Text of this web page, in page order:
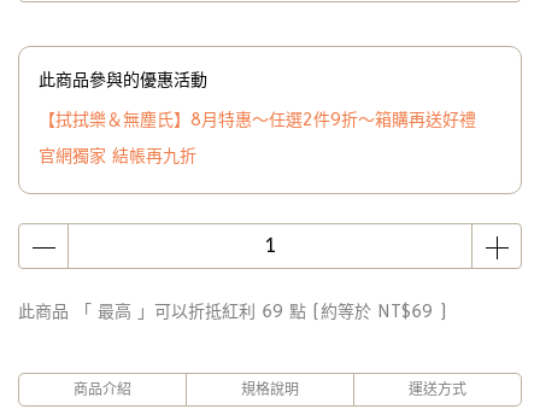
此商品參與的優惠活動
【拭拭樂＆無塵氏】8月特惠～任選2件9折～箱購再送好禮
官網獨家 結帳再九折
此商品 「 最高 」可以折抵紅利 69 點 (約等於 NT$69 )
商品介紹 規格說明 運送方式